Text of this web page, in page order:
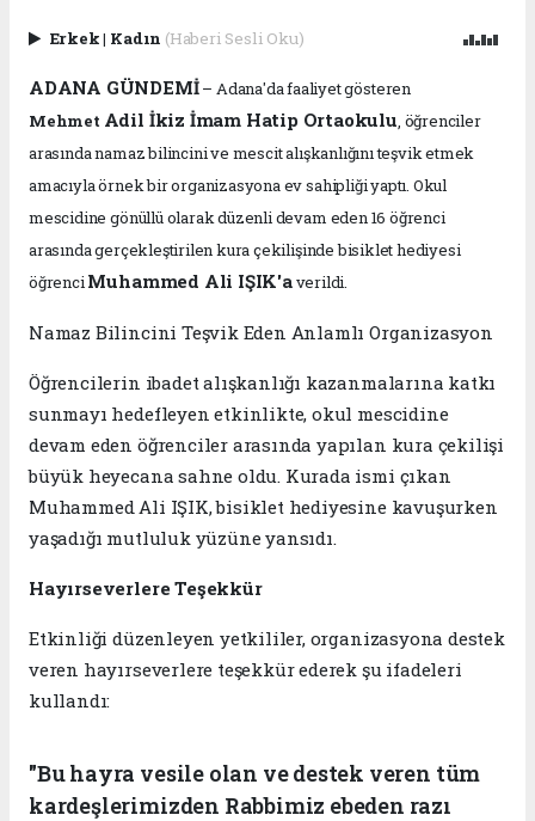
Erkek| Kadın (Haberi Sesli Oku)
ADANA GÜNDEMİ– Adana'da faaliyet gösteren
Mehmet Adil İkiz İmam Hatip Ortaokulu, öğrenciler
arasında namaz bilincini ve mescit alışkanlığını teşvik etmek
amacıyla örnek bir organizasyona ev sahipliği yaptı. Okul
mescidine gönüllü olarak düzenli devam eden 16 öğrenci
arasında gerçekleştirilen kura çekilişinde bisiklet hediyesi
öğrenciMuhammed Ali IŞIK'averildi.
Namaz Bilincini Teşvik Eden Anlamlı Organizasyon
Öğrencilerin ibadet alışkanlığı kazanmalarına katkı
sunmayı hedefleyen etkinlikte, okul mescidine
devam eden öğrenciler arasında yapılan kura çekilişi
büyük heyecana sahne oldu. Kurada ismi çıkan
Muhammed Ali IŞIK, bisiklet hediyesine kavuşurken
yaşadığı mutluluk yüzüne yansıdı.
Hayırseverlere Teşekkür
Etkinliği düzenleyen yetkililer, organizasyona destek
veren hayırseverlere teşekkür ederek şu ifadeleri
kullandı:
"Bu hayra vesile olan ve destek veren tüm
kardeşlerimizden Rabbimiz ebeden razı